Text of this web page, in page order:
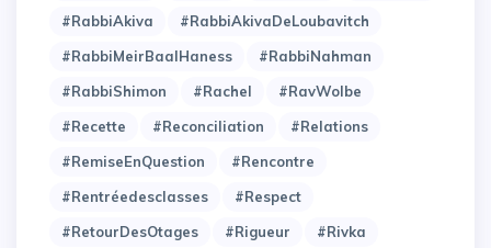
#RabbiAkiva
#RabbiAkivaDeLoubavitch
#RabbiMeirBaalHaness
#RabbiNahman
#RabbiShimon
#Rachel
#RavWolbe
#Recette
#Reconciliation
#Relations
#RemiseEnQuestion
#Rencontre
#Rentréedesclasses
#Respect
#RetourDesOtages
#Rigueur
#Rivka